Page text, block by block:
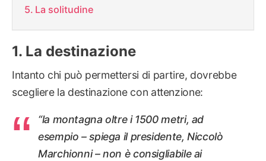
La solitudine
La destinazione
Intanto chi può permettersi di partire, dovrebbe
scegliere la destinazione con attenzione:
“la montagna oltre i 1500 metri, ad
esempio – spiega il presidente, Niccolò
Marchionni – non è consigliabile ai